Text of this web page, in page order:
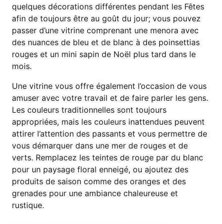
quelques décorations différentes pendant les Fêtes
afin de toujours être au goût du jour; vous pouvez
passer d’une vitrine comprenant une menora avec
des nuances de bleu et de blanc à des poinsettias
rouges et un mini sapin de Noël plus tard dans le
mois.
Une vitrine vous offre également l’occasion de vous
amuser avec votre travail et de faire parler les gens.
Les couleurs traditionnelles sont toujours
appropriées, mais les couleurs inattendues peuvent
attirer l’attention des passants et vous permettre de
vous démarquer dans une mer de rouges et de
verts. Remplacez les teintes de rouge par du blanc
pour un paysage floral enneigé, ou ajoutez des
produits de saison comme des oranges et des
grenades pour une ambiance chaleureuse et
rustique.